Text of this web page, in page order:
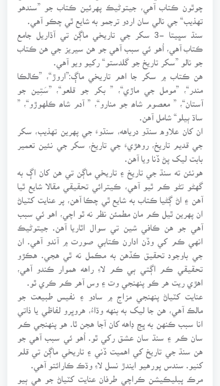
چوٿون ڪتاب آهي، جيتوڻيڪ پهرئين ڪتاب جو ”سندهو
تهذيب“ جي نالي سان اردو ترجمو به شايع ٿي چڪو آهي.
سنڌ سڀيتا -3 سکر جي تاريخي ماڳن تي آڌاريل جامع
ڪتاب آهي، اُهو ئي سبب آهي جو هن سيريز جي هن ڪتاب
جو نالو ”سکر تاريخ جو گلدستو“ رکيو ويو آهي.
هن ڪتاب ۾ سکر جا اهم تاريخي ماڳ:”اروڙ“، ”ڪالڪا
مندر“، ”مومل جي ماڙي“، ” بکر جو قلعو“، ”سَتِين جو
آستان“، ” معصوم شاھ جو منارو“، ” آدم شاھ ڪلهوڙو“، ”
ساڌ ٻيلو“ شامل آهن.
ان کان علاوه سنڌو درياهه، سنڌوءَ جي پهرين تهذيب، سکر
جي قديم تاريخ، روهڙيءَ جي تاريخ، سکر جي نئين تعمير
بابت ليک پڻ ڏنا ويا آهن.
هونئن ته سنڌ جي تاريخ ۽ تاريخي ماڳن تي هن کان اڳ به
گهڻو تڻو ڪم ٿيو آهي، ڪيترائي تحقيقي مقالا شايع ٿيا
آهن ۽ اڻ ڳڻيا ڪتاب به شايع ٿي چڪا آهن، پر عنايت کٽياڻ
ان پهرين ٿيل ڪم مان مطمئن نظر نه ٿو اچي، اهو ئي سبب
آهي جو هن ڪافي شين تي سوال اٿاريا آهن. جيتوڻيڪ
انهي ڪم کي وڏن ادارن ڪتابي صورت ۾ آندو آهي. ان
جي باوجود تحقيق ڪڏهن به مڪمل نه ٿي هجي. هڪڙو
تحقيقي ڪم اڳتي ٻي ڪم لاءِ راهه هموار ڪندو آهي،
اهڙي ريت هر ڪو پنهنجي وت ۽ وس آهر ڪم ڪري ٿو.
عنايت کٽياڻ پنهنجي مزاج ۾ سادو ۽ نفيس طبيعت جو
مالڪ آهي، هن جا ليک به بنهه وڌاءُ، هروڀرو لفاظي يا ذاتي
انا سبب ڪنهن به ڀڃ ڊاهه کان آجا هجن ٿا. هو پنهنجي ڪم
سان ڪم ۽ سنڌ سان عشق رکي ٿو. اُهو ئي سبب آهي جو
هن سنڌ جي تاريخ کي اهميت ڏني ۽ تاريخي ماڳن تي قلم
کنيو. سندس پورهيو ايندڙ نسل لاءِ وڌڪ ڪارائتو آهي.
مرڪ پبليڪيشن ڪراچي طرفان عنايت کٽياڻ جو هي ٻيو